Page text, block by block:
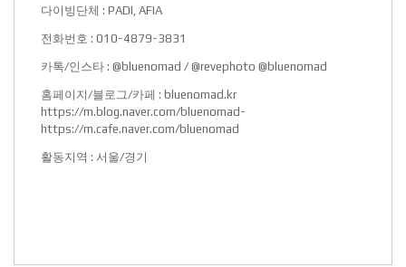
다이빙단체 : PADI, AFIA
전화번호 : 010-4879-3831
카톡/인스타 : @bluenomad / @revephoto @bluenomad
홈페이지/블로그/카페 : bluenomad.kr
https://m.blog.naver.com/bluenomad-
https://m.cafe.naver.com/bluenomad
활동지역 : 서울/경기